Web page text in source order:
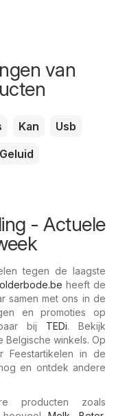
van
Kan
Usb
Geluid
- Actuele
tegen de laagste
heeft de
samen met ons in de
en promoties op
bij TEDi. Bekijk
winkels. Op
Feestartikelen in de
en ontdek andere
producten zoals